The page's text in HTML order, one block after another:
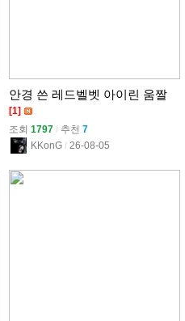
안경 쓴 레드벨벳 아이린 움짤
[1]
조회 1797 l 추천 7
KKonG l 26-08-05